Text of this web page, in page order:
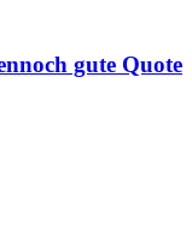
gute Quote